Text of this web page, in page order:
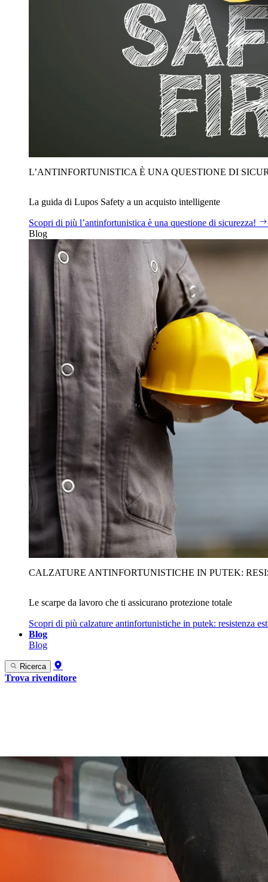
L’ANTINFORTUNISTICA È UNA QUESTIONE DI
La guida di Lupos Safety a un acquisto intelligente
Scopri di più l’antinfortunistica è una questione di sicurezza!
Blog
CALZATURE ANTINFORTUNISTICHE IN PUTEK:
Le scarpe da lavoro che ti assicurano protezione totale
Scopri di più calzature antinfortunistiche in putek: resistenza
Blog
Blog
Ricerca
Trova rivenditore